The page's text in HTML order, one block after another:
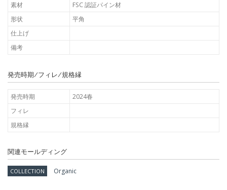
素材
FSC 認証パイン材
形状
平角
仕上げ
備考
発売時期/フィレ/規格縁
発売時期
2024春
フィレ
規格縁
関連モールディング
COLLECTION Organic